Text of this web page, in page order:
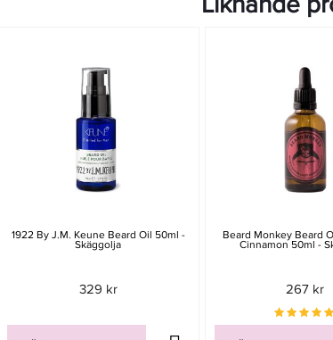
1922 By J.M. Keune Beard Oil 50ml -
Skäggolja
329 kr
Beard Monkey Beard
Cinnamon 50ml -
267 kr